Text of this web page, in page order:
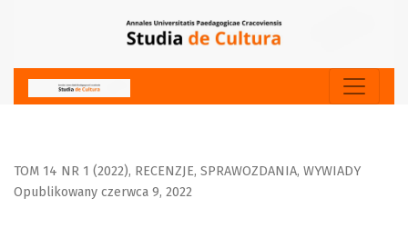
TOM 14 NR 1 (2022), RECENZJE, SPRAWOZDANIA, WYWIADY
Opublikowany czerwca 9, 2022